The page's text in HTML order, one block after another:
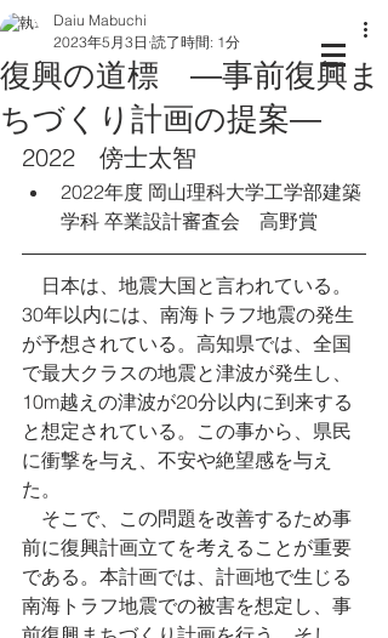
復興の道標 ―事前復興ま
ちづくり計画の提案―
Daiu Mabuchi
2023年5月3日 読了時間: 1分
2022　傍士太智
2022年度 岡山理科大学工学部建築
学科 卒業設計審査会 高野賞
日本は、地震大国と言われている。
30年以内には、南海トラフ地震の発生
が予想されている。高知県では、全国
で最大クラスの地震と津波が発生し、
10m越えの津波が20分以内に到来する
と想定されている。この事から、県民
に衝撃を与え、不安や絶望感を与え
た。
そこで、この問題を改善するため事
前に復興計画立てを考えることが重要
である。本計画では、計画地で生じる
南海トラフ地震での被害を想定し、事